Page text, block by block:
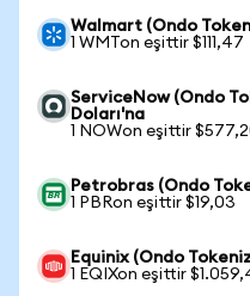
Walmart (Ondo
1 WMTon eşittir $111,47
ServiceNow (Ondo
Doları'na
1 NOWon eşittir
Petrobras (Ondo
1 PBRon eşittir $19,03
Equinix (Ondo
1 EQIXon eşittir